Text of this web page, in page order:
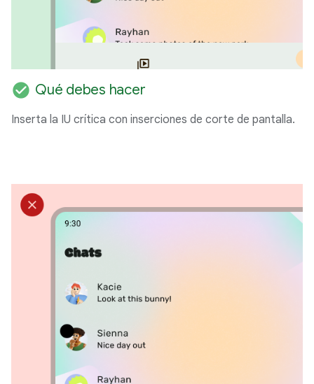
check_circle Qué debes hacer
Inserta la IU crítica con inserciones de corte de pantalla.